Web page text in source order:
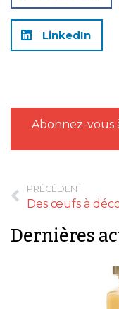
LinkedIn
Abonnez-vous
PRÉCÉDENT
Dernières